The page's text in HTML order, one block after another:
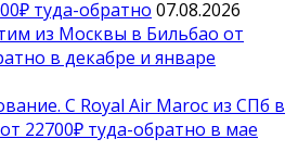
туда-обратно 07.08.2026
из Москвы в Бильбао от
в декабре и январе
С Royal Air Maroc из СПб в
22700₽ туда-обратно в мае